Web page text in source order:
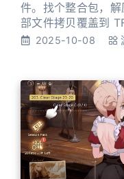
件。找个整合包，
部文件拷贝覆盖到 TF 卡中。 插
Hekate 启动页后，点
角 Close
2025-10-08